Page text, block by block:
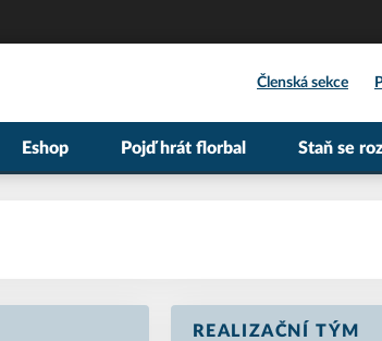
Členská sekce
Eshop Pojď hrát florbal Staň se
REALIZAČNÍ TÝM